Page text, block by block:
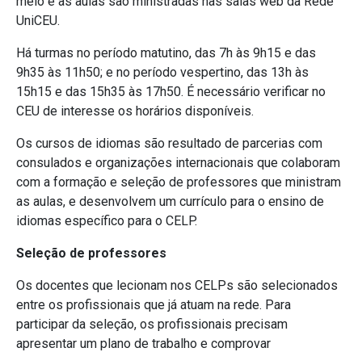
UniCEU.
Há turmas no período matutino, das 7h às 9h15 e das
9h35 às 11h50; e no período vespertino, das 13h às
15h15 e das 15h35 às 17h50. É necessário verificar no
CEU de interesse os horários disponíveis.
Os cursos de idiomas são resultado de parcerias com
consulados e organizações internacionais que colaboram
com a formação e seleção de professores que ministram
as aulas, e desenvolvem um currículo para o ensino de
idiomas específico para o CELP.
Seleção de professores
Os docentes que lecionam nos CELPs são selecionados
entre os profissionais que já atuam na rede. Para
participar da seleção, os profissionais precisam
apresentar um plano de trabalho e comprovar